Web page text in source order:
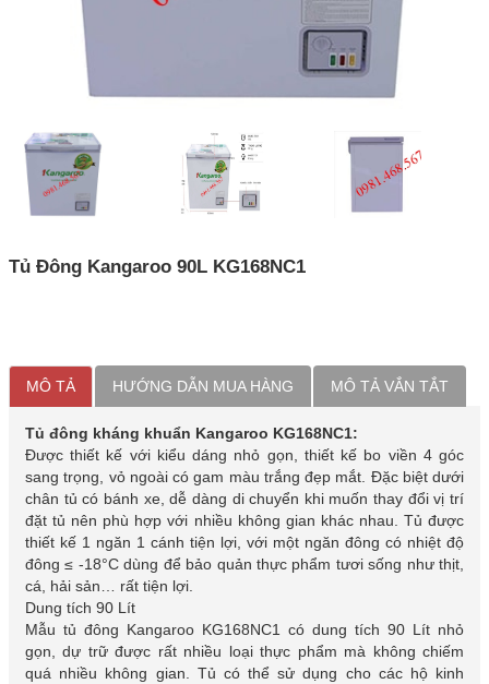
Tủ Đông Kangaroo 90L KG168NC1
MÔ TẢ HƯỚNG DẪN MUA HÀNG MÔ TẢ VẮN TẮT
Tủ đông kháng khuẩn Kangaroo KG168NC1:
Được thiết kế với kiểu dáng nhỏ gọn, thiết kế bo viền 4 góc
sang trọng, vỏ ngoài có gam màu trắng đẹp mắt. Đặc biệt dưới
chân tủ có bánh xe, dễ dàng di chuyển khi muốn thay đổi vị trí
đặt tủ nên phù hợp với nhiều không gian khác nhau. Tủ được
thiết kế 1 ngăn 1 cánh tiện lợi, với một ngăn đông có nhiệt độ
đông ≤ -18°C dùng để bảo quản thực phẩm tươi sống như thịt,
cá, hải sản… rất tiện lợi.
Dung tích 90 Lít
Mẫu tủ đông Kangaroo KG168NC1 có dung tích 90 Lít nhỏ
gọn, dự trữ được rất nhiều loại thực phẩm mà không chiếm
quá nhiều không gian. Tủ có thể sử dụng cho các hộ kinh